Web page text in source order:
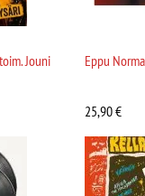
Jouni
Eppu
25,90€